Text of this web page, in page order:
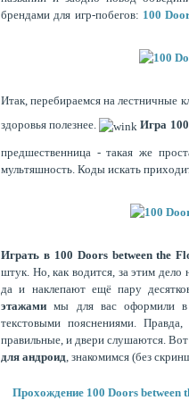
брендами для игр-побегов: 100
Итак, перебираемся на лестничные
здоровья полезнее.
Игра
предшественница - такая же
мультяшность. Коды искать
Играть в 100 Doors between the
штук. Но, как водится, за этим дело
да и наклепают ещё пару
этажами мы для вас оформили в
текстовыми пояснениями.
правильные, и двери слушаются.
для андроид, знакомимся (без
Прохождение 100 Doors between